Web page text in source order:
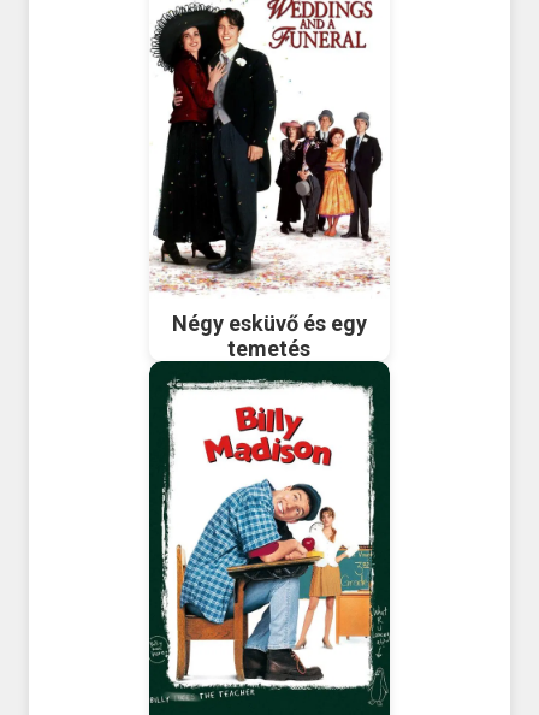
Négy esküvő és egy
temetés